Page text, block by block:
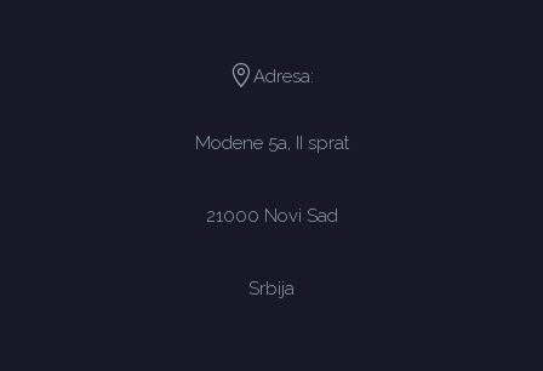
Adresa:
Modene 5a, II sprat
21000 Novi Sad
Srbija